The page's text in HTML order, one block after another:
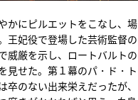
かにピルエットをこなし、場
王妃役で登場した芸術監督の
威厳を示し、ロートバルトの
見せた。第１幕のパ・ド・ト
卒のない出来栄えだったが、